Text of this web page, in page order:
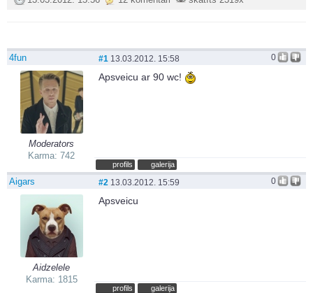
4fun
Moderators
Karma: 742
0
#1 13.03.2012. 15:58
Apsveicu ar 90 wc!
profils galerija
Aigars
Aidzelele
Karma: 1815
0
#2 13.03.2012. 15:59
Apsveicu
profils galerija